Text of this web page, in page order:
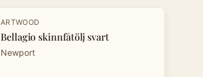
ARTWOOD
Bellagio skinnfåtölj svart
Newport